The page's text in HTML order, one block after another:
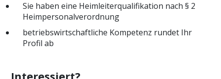
Sie haben eine Heimleiterqualifikation nach § 2
Heimpersonalverordnung
betriebswirtschaftliche Kompetenz rundet Ihr
Profil ab